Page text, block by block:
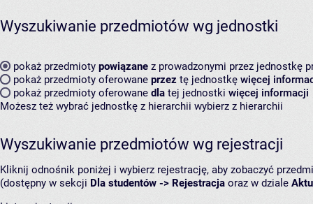
Wyszukiwanie przedmiotów wg jednostki
pokaż przedmioty powiązane z prowadzonymi przez jednostkę
pokaż przedmioty oferowane przez tę jednostkę więcej
pokaż przedmioty oferowane dla tej jednostki więcej informacji
Możesz też wybrać jednostkę z hierarchii wybierz z hierarchii
Wyszukiwanie przedmiotów wg rejestracji
Kliknij odnośnik poniżej i wybierz rejestrację, aby zobaczyć
(dostępny w sekcji Dla studentów -> Rejestracja oraz w dziale